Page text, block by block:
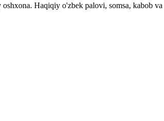
Haqiqiy o'zbek palovi, somsa, kabob